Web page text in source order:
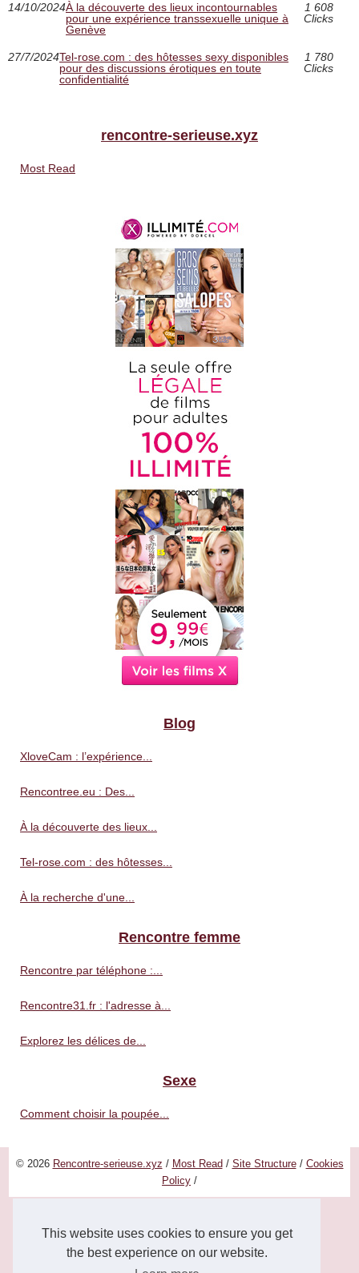
This website uses cookies to ensure you get
the best experience on our website.
14/10/2024À la découverte des lieux incontournables
pour une expérience transsexuelle unique à
Genève
1 608
Clicks
27/7/2024Tel-rose.com : des hôtesses sexy disponibles
pour des discussions érotiques en toute
confidentialité
1 780
Clicks
rencontre-serieuse.xyz
Most Read
Blog
XloveCam : l’expérience...
Rencontree.eu : Des...
À la découverte des lieux...
Tel-rose.com : des hôtesses...
À la recherche d'une...
Rencontre femme
Rencontre par téléphone :...
Rencontre31.fr : l'adresse à...
Explorez les délices de...
Sexe
Comment choisir la poupée...
© 2026 Rencontre-serieuse.xyz / Most Read / Site Structure/ Cookies
Policy /